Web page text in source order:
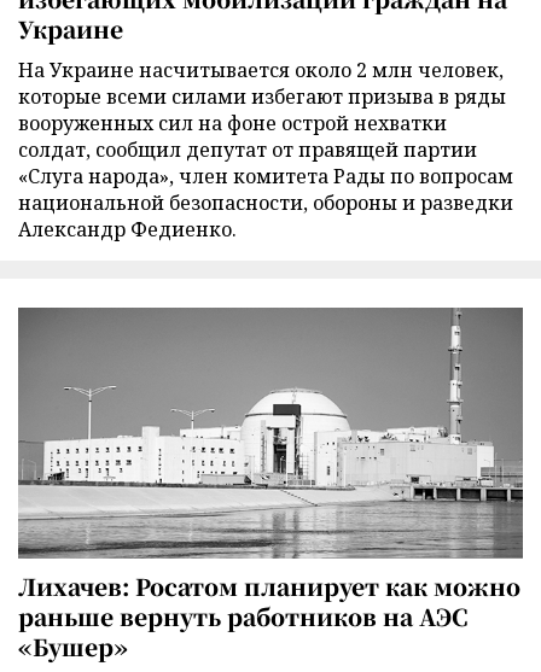
Украине
На Украине насчитывается около 2 млн человек,
которые всеми силами избегают призыва в ряды
вооруженных сил на фоне острой нехватки
солдат, сообщил депутат от правящей партии
«Слуга народа», член комитета Рады по вопросам
национальной безопасности, обороны и разведки
Александр Федиенко.
Лихачев: Росатом планирует как можно
раньше вернуть работников на АЭС
«Бушер»